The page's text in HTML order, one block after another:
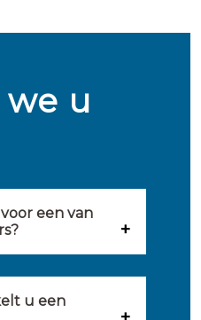
u
een van
u een